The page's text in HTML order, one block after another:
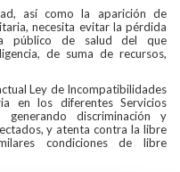
así como la aparición de
necesita evitar la pérdida
público de salud del que
de suma de recursos,
Ley de Incompatibilidades
en los diferentes Servicios
discriminación y
y atenta contra la libre
condiciones de libre